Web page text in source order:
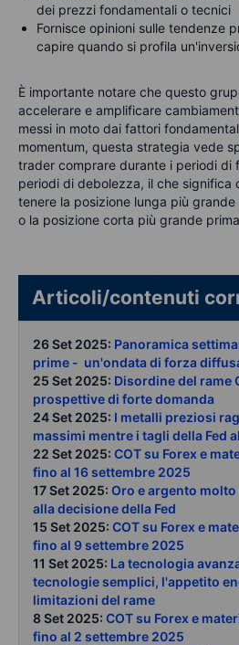
dei prezzi fondamentali o tecnici
Fornisce opinioni sulle tendenze
capire quando si profila
È importante notare che questo
accelerare e amplificare
messi in moto dai fattori
momentum, questa strategia vede
trader comprare durante i periodi di
periodi di debolezza, il che significa
tenere la posizione lunga più
o la posizione corta più grande
Articoli/contenuti
26 Set 2025: Panoramica
prime - un'ondata di forza
25 Set 2025: Disordine del rame
prospettive di forte domanda
24 Set 2025: I metalli preziosi
massimi mentre i tagli della Fed
22 Set 2025: COT su Forex e
fino al 16 settembre 2025
17 Set 2025: Oro e argento
alla decisione della Fed
15 Set 2025: COT su Forex e
fino al 9 settembre 2025
11 Set 2025: La tecnologia
tecnologie semplici, l'appetito
limitazioni del rame
8 Set 2025: COT su Forex e
fino al 2 settembre 2025